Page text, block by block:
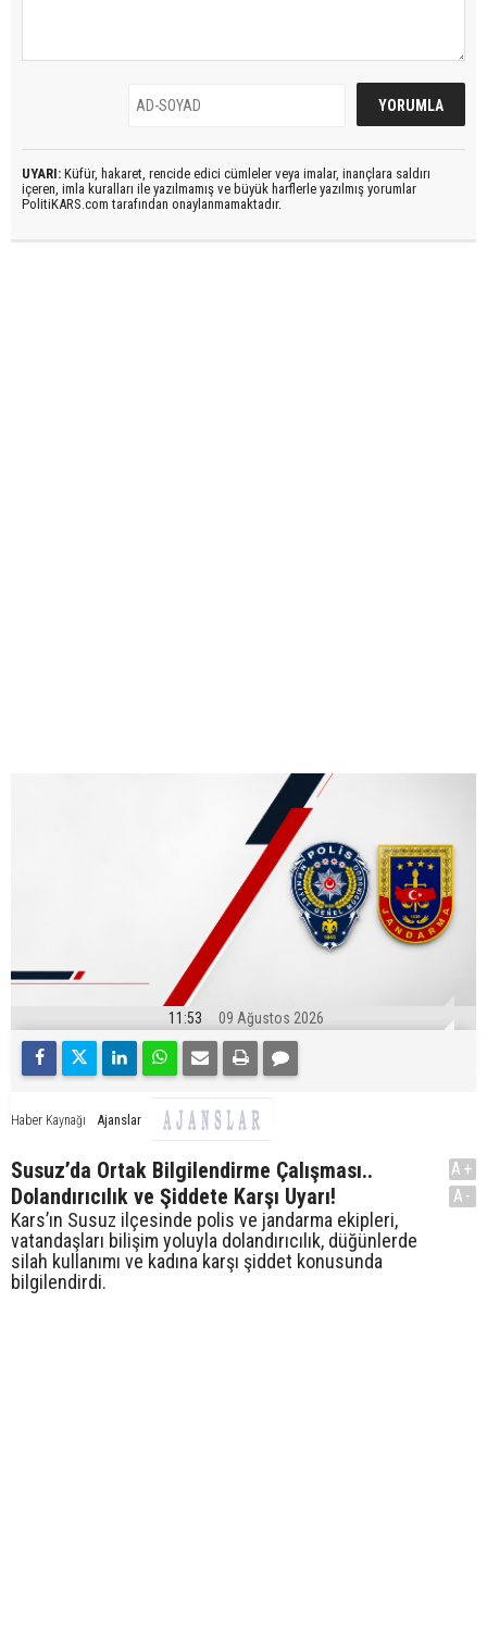
UYARI: Küfür, hakaret, rencide edici cümleler veya imalar, inançlara saldırı
içeren, imla kuralları ile yazılmamış ve büyük harflerle yazılmış yorumlar
PolitiKARS.com tarafından onaylanmamaktadır.
11:53 09 Ağustos 2026
Haber Kaynağı Ajanslar
Susuz’da Ortak Bilgilendirme Çalışması..
Dolandırıcılık ve Şiddete Karşı Uyarı!
Kars’ın Susuz ilçesinde polis ve jandarma ekipleri,
vatandaşları bilişim yoluyla dolandırıcılık, düğünlerde
silah kullanımı ve kadına karşı şiddet konusunda
bilgilendirdi.
A+
A-